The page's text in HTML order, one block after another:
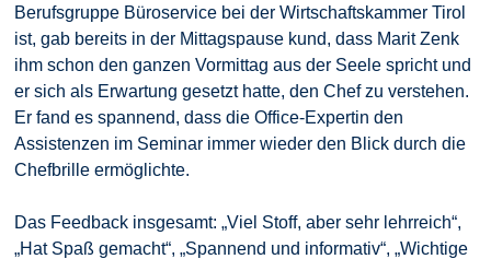
Berufsgruppe Büroservice bei der Wirtschaftskammer Tirol
ist, gab bereits in der Mittagspause kund, dass Marit Zenk
ihm schon den ganzen Vormittag aus der Seele spricht und
er sich als Erwartung gesetzt hatte, den Chef zu verstehen.
Er fand es spannend, dass die Office-Expertin den
Assistenzen im Seminar immer wieder den Blick durch die
Chefbrille ermöglichte.
Das Feedback insgesamt: „Viel Stoff, aber sehr lehrreich“,
„Hat Spaß gemacht“, „Spannend und informativ“, „Wichtige